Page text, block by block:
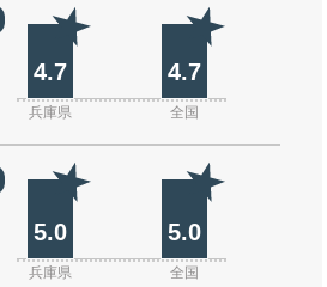
4.7 4.7
兵庫県 全国
5.0 5.0
兵庫県 全国